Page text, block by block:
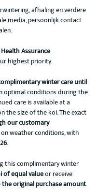
afhaling en verdere
media, persoonlijk contact
Assurance
highest priority.
winter care until
optimal conditions during the
care is available at a
the size of the koi. The exact
our customary
weather conditions, with
.
this complimentary winter
of equal valueor receive
original purchase amount.